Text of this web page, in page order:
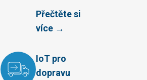
Přečtěte si
více →
IoT pro
dopravu